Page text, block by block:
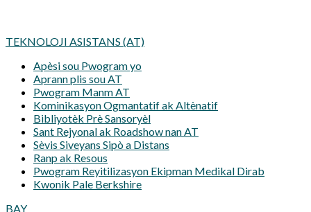
TEKNOLOJI ASISTANS (AT)
Apèsi sou Pwogram yo
Aprann plis sou AT
Pwogram Manm AT
Kominikasyon Ogmantatif ak Altènatif
Bibliyotèk Prè Sansoryèl
Sant Rejyonal ak Roadshow nan AT
Sèvis Siveyans Sipò a Distans
Ranp ak Resous
Pwogram Reyitilizasyon Ekipman Medikal Dirab
Kwonik Pale Berkshire
BAY